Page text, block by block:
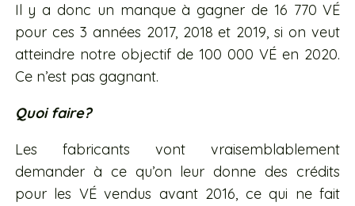
Il y a donc un manque à gagner de 16 770 VÉ
pour ces 3 années 2017, 2018 et 2019, si on veut
atteindre notre objectif de 100 000 VÉ en 2020.
Ce n’est pas gagnant.
Quoi faire?
Les fabricants vont vraisemblablement
demander à ce qu’on leur donne des crédits
pour les VÉ vendus avant 2016, ce qui ne fait